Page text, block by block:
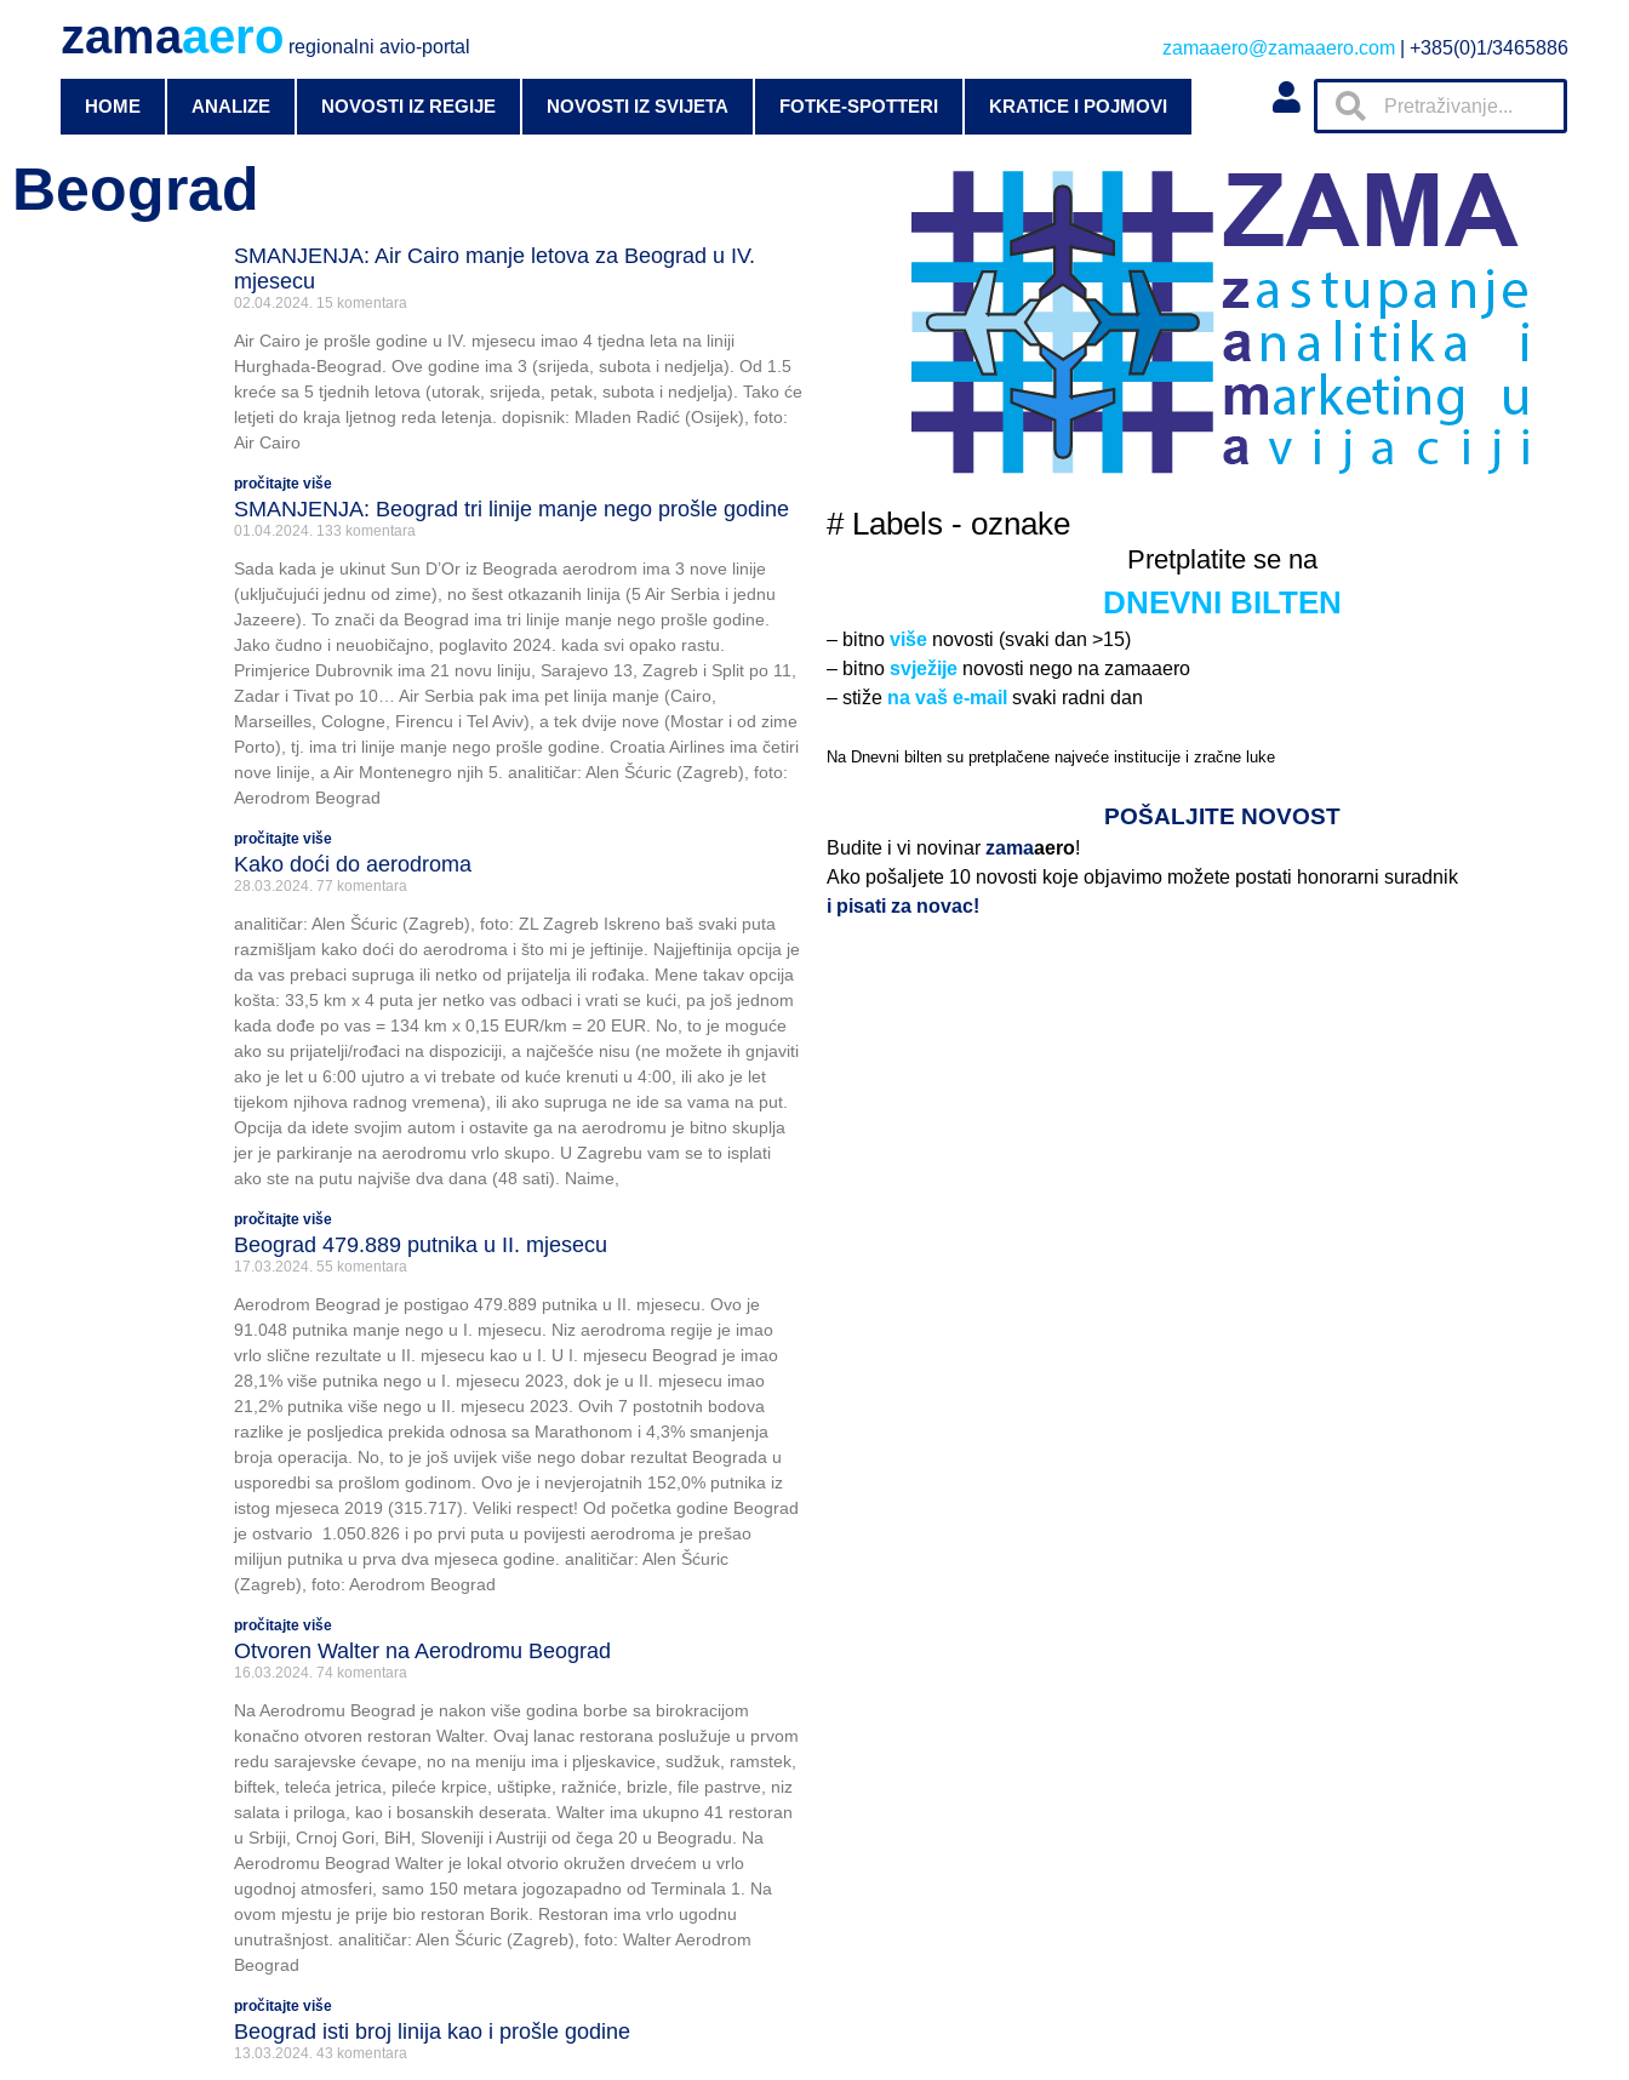
zamaaero regionalni avio-portal zamaaero@zamaaero.com | +385(0)1/3465886
HOME ANALIZE NOVOSTI IZ REGIJE NOVOSTI IZ SVIJETA FOTKE-SPOTTERI KRATICE I POJMOVI
Beograd
SMANJENJA: Air Cairo manje letova za Beograd u IV.
mjesecu
02.04.2024. 15 komentara
Air Cairo je prošle godine u IV. mjesecu imao 4 tjedna leta na liniji
Hurghada-Beograd. Ove godine ima 3 (srijeda, subota i nedjelja). Od 1.5
kreće sa 5 tjednih letova (utorak, srijeda, petak, subota i nedjelja). Tako će
letjeti do kraja ljetnog reda letenja. dopisnik: Mladen Radić (Osijek), foto:
Air Cairo
pročitajte više
SMANJENJA: Beograd tri linije manje nego prošle godine
01.04.2024. 133 komentara
Sada kada je ukinut Sun D’Or iz Beograda aerodrom ima 3 nove linije
(uključujući jednu od zime), no šest otkazanih linija (5 Air Serbia i jednu
Jazeere). To znači da Beograd ima tri linije manje nego prošle godine.
Jako čudno i neuobičajno, poglavito 2024. kada svi opako rastu.
Primjerice Dubrovnik ima 21 novu liniju, Sarajevo 13, Zagreb i Split po 11,
Zadar i Tivat po 10… Air Serbia pak ima pet linija manje (Cairo,
Marseilles, Cologne, Firencu i Tel Aviv), a tek dvije nove (Mostar i od zime
Porto), tj. ima tri linije manje nego prošle godine. Croatia Airlines ima četiri
nove linije, a Air Montenegro njih 5. analitičar: Alen Šćuric (Zagreb), foto:
Aerodrom Beograd
pročitajte više
Kako doći do aerodroma
28.03.2024. 77 komentara
analitičar: Alen Šćuric (Zagreb), foto: ZL Zagreb Iskreno baš svaki puta
razmišljam kako doći do aerodroma i što mi je jeftinije. Najjeftinija opcija je
da vas prebaci supruga ili netko od prijatelja ili rođaka. Mene takav opcija
košta: 33,5 km x 4 puta jer netko vas odbaci i vrati se kući, pa još jednom
kada dođe po vas = 134 km x 0,15 EUR/km = 20 EUR. No, to je moguće
ako su prijatelji/rođaci na dispoziciji, a najčešće nisu (ne možete ih gnjaviti
ako je let u 6:00 ujutro a vi trebate od kuće krenuti u 4:00, ili ako je let
tijekom njihova radnog vremena), ili ako supruga ne ide sa vama na put.
Opcija da idete svojim autom i ostavite ga na aerodromu je bitno skuplja
jer je parkiranje na aerodromu vrlo skupo. U Zagrebu vam se to isplati
ako ste na putu najviše dva dana (48 sati). Naime,
pročitajte više
Beograd 479.889 putnika u II. mjesecu
17.03.2024. 55 komentara
Aerodrom Beograd je postigao 479.889 putnika u II. mjesecu. Ovo je
91.048 putnika manje nego u I. mjesecu. Niz aerodroma regije je imao
vrlo slične rezultate u II. mjesecu kao u I. U I. mjesecu Beograd je imao
28,1% više putnika nego u I. mjesecu 2023, dok je u II. mjesecu imao
21,2% putnika više nego u II. mjesecu 2023. Ovih 7 postotnih bodova
razlike je posljedica prekida odnosa sa Marathonom i 4,3% smanjenja
broja operacija. No, to je još uvijek više nego dobar rezultat Beograda u
usporedbi sa prošlom godinom. Ovo je i nevjerojatnih 152,0% putnika iz
istog mjeseca 2019 (315.717). Veliki respect! Od početka godine Beograd
je ostvario 1.050.826 i po prvi puta u povijesti aerodroma je prešao
milijun putnika u prva dva mjeseca godine. analitičar: Alen Šćuric
(Zagreb), foto: Aerodrom Beograd
pročitajte više
Otvoren Walter na Aerodromu Beograd
16.03.2024. 74 komentara
Na Aerodromu Beograd je nakon više godina borbe sa birokracijom
konačno otvoren restoran Walter. Ovaj lanac restorana poslužuje u prvom
redu sarajevske ćevape, no na meniju ima i pljeskavice, sudžuk, ramstek,
biftek, teleća jetrica, pileće krpice, uštipke, ražniće, brizle, file pastrve, niz
salata i priloga, kao i bosanskih deserata. Walter ima ukupno 41 restoran
u Srbiji, Crnoj Gori, BiH, Sloveniji i Austriji od čega 20 u Beogradu. Na
Aerodromu Beograd Walter je lokal otvorio okružen drvećem u vrlo
ugodnoj atmosferi, samo 150 metara jogozapadno od Terminala 1. Na
ovom mjestu je prije bio restoran Borik. Restoran ima vrlo ugodnu
unutrašnjost. analitičar: Alen Šćuric (Zagreb), foto: Walter Aerodrom
Beograd
pročitajte više
Beograd isti broj linija kao i prošle godine
13.03.2024. 43 komentara
# Labels - oznake
Pretplatite se na
DNEVNI BILTEN
– bitno više novosti (svaki dan >15)
– bitno svježije novosti nego na zamaaero
– stiže na vaš e-mail svaki radni dan
Na Dnevni bilten su pretplačene najveće institucije i zračne luke
POŠALJITE NOVOST
Budite i vi novinar zamaaero!
Ako pošaljete 10 novosti koje objavimo možete postati honorarni suradnik
i pisati za novac!